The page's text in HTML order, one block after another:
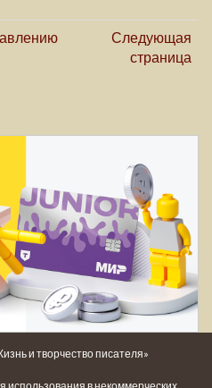
Следующая
страница
и творчество писателя»